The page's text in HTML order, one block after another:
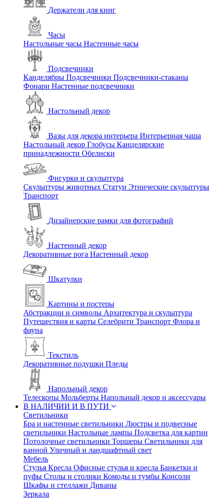
Держатели для книг
Часы
Настольные часы Настенные часы
Подсвечники
Канделябры Подсвечники Подсвечники-стаканы
Фонари Настенные подсвечники
Настольный декор
Вазы для декора интерьера Интерьерная чаша
Настольный декор Глобусы Канцелярские
принадлежности Обелиски
Фигурки и скульптура
Скульптуры животных Статуи Этнические скульптуры
Транспорт
Дизайнерские рамки для фотографий
Настенный декор
Декоративные рога Настенный декор
Шкатулки
Картины и постеры
Абстракции и символы Архитектура и скульптура
Путешествия и карты Селебрити Транспорт Флора и
фауна
Текстиль
Декоративные подушки Пледы
Напольный декор
Телескопы Мольберты Напольный декор и аксессуары
В НАЛИЧИИ И В ПУТИ
Светильники
Бра и настенные светильники Люстры и подвесные
светильники Настольные лампы Подсветка для картин
Потолочные светильники Торшеры Светильники для
ванной Уличный и ландшафтный свет
Мебель
Стулья Кресла Офисные стулья и кресла Банкетки и
пуфы Столы и столики Комоды и тумбы Консоли
Шкафы и стеллажи Диваны
Зеркала